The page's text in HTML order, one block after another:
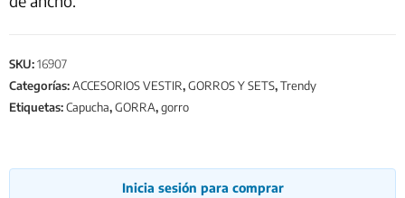
SKU:16907
Categorías:ACCESORIOS VESTIR,GORROS Y SETS,Trendy
Etiquetas:Capucha,GORRA,gorro
Inicia sesión para comprar